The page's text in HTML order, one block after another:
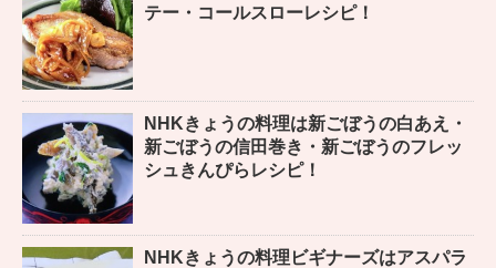
テー・コールスローレシピ！
NHKきょうの料理は新ごぼうの白あえ・
新ごぼうの信田巻き・新ごぼうのフレッ
シュきんぴらレシピ！
NHKきょうの料理ビギナーズはアスパラ